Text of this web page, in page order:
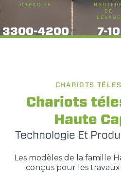
CAPACITÉ
3300-4200
DE
LEVAGE
7-10
CHARIOTS
Chariots
Haute
Technologie Et
Les modèles de la famille
conçus pour les